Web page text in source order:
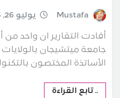
Mustafa يوليو 26, 2016
أفادت التقارير ان واحد
جامعة ميتشيجان
الأساتذة المختصون
.. تابع القراءة